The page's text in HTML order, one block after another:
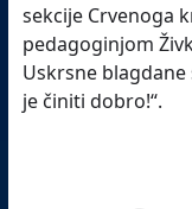
sekcije Crvenoga
pedagoginjom
Uskrsne
je činiti dobro!“.